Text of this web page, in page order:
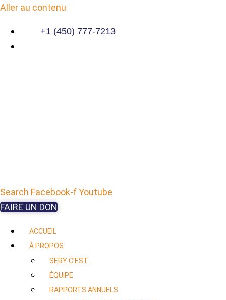
Aller au contenu
+1 (450) 777-7213
Search Facebook-fYoutube
FAIRE UN DON
ACCUEIL
À PROPOS
SERY C’EST…
ÉQUIPE
RAPPORTS ANNUELS